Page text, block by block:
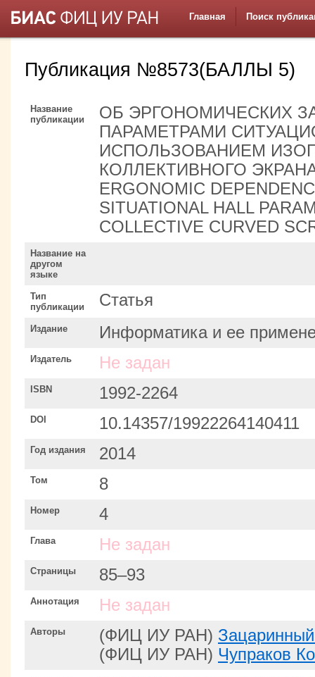
Главная Поиск
Публикация №8573(БАЛЛЫ 5)
Название
публикации
ОБ ЭРГОНОМИЧЕСКИХ
ПАРАМЕТРАМИ
ИСПОЛЬЗОВАНИЕМ
КОЛЛЕКТИВНОГО ЭКРАНА
ERGONOMIC
SITUATIONAL HALL
COLLECTIVE CURVED
Название на
другом
языке
Тип
публикации
Статья
Издание Информатика и ее
Издатель Не задан
ISBN 1992-2264
DOI 10.14357/19922264140411
Год издания 2014
Том 8
Номер 4
Глава Не задан
Страницы 85–93
Аннотация Не задан
Авторы (ФИЦ ИУ РАН)
(ФИЦ ИУ РАН) Чупраков